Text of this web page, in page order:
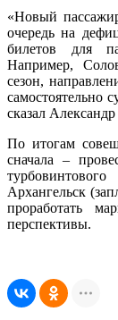
«Новый
очередь на
билетов для
Например,
сезон,
самостоятельно
сказал
По итогам
сначала –
Архангельск
проработать
перспективы.